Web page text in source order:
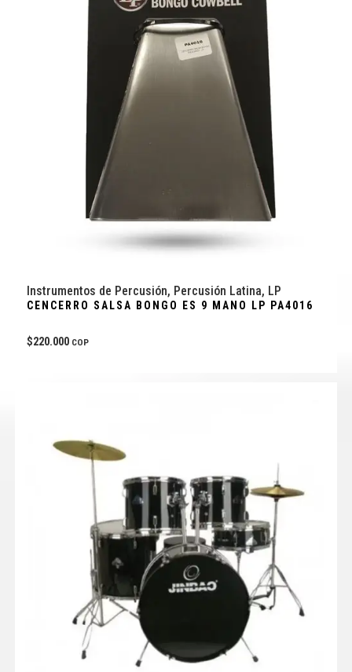
Instrumentos de Percusión, Percusión Latina, LP
CENCERRO SALSA BONGO ES 9 MANO LP PA4016
$220.000 COP